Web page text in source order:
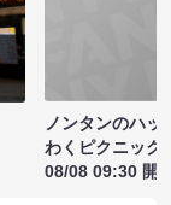
ノンタンのハッ
わくピクニック
08/08 09:30 開